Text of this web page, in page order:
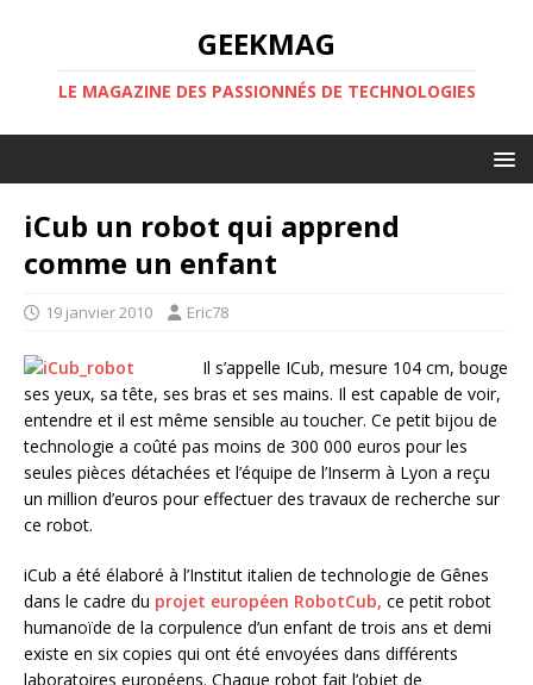
GEEKMAG
LE MAGAZINE DES PASSIONNÉS DE TECHNOLOGIES
iCub un robot qui apprend
comme un enfant
19 janvier 2010 Eric78
Il s’appelle ICub, mesure 104 cm, bouge
ses yeux, sa tête, ses bras et ses mains. Il est capable de voir,
entendre et il est même sensible au toucher. Ce petit bijou de
technologie a coûté pas moins de 300 000 euros pour les
seules pièces détachées et l’équipe de l’Inserm à Lyon a reçu
un million d’euros pour effectuer des travaux de recherche sur
ce robot.
iCub a été élaboré à l’Institut italien de technologie de Gênes
dans le cadre du projet européen RobotCub, ce petit robot
humanoïde de la corpulence d’un enfant de trois ans et demi
existe en six copies qui ont été envoyées dans différents
laboratoires européens. Chaque robot fait l’objet de